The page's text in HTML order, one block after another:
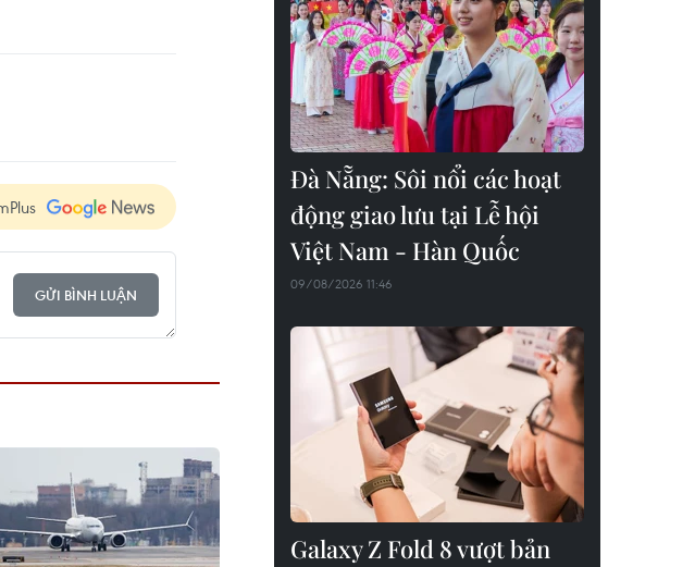
GỬI BÌNH LUẬN
Đà Nẵng: Sôi nổi các hoạt
động giao lưu tại Lễ hội
Việt Nam - Hàn Quốc
09/08/2026 11:46
Galaxy Z Fold 8 vượt bản